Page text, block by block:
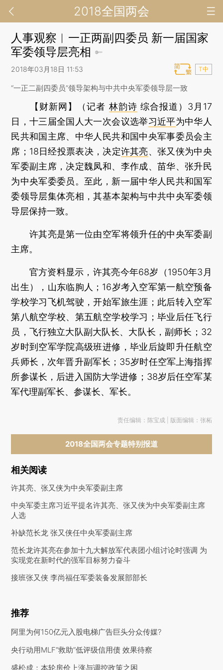
2018全国两会
人事观察︱一正两副四委员 新一届国家
军委领导层亮相
2018年03月18日 11:53 T中
“一正二副四委员”领导架构与中共中央军委领导层一致
【财新网】（记者 林韵诗 综合报道） 3月17
日，十三届全国人大一次会议选举习近平为中华人
民共和国主席、中华人民共和国中央军事委员会主
席；18日经投票表决，决定许其亮、张又侠为中央
军委副主席，决定魏凤和、李作成、苗华、张升民
为中央军委委员。至此，新一届中华人民共和国军
委领导层集体亮相，其基本架构与中共中央军委领
导层保持一致。
许其亮是第一位由空军将领升任的中央军委副
主席。
官方资料显示，许其亮今年68岁（1950年3月
出生），山东临朐人；16岁考入空军第一航空预备
学校学习飞机驾驶，开始军旅生涯；此后转入空军
第八航空学校、第五航空学校学习；毕业后任飞行
员，飞行独立大队副大队长、大队长，副师长；32
岁时到空军学院高级班进修，毕业后旋即升任航空
兵师长，次年晋升副军长；35岁时任空军上海指挥
所参谋长，后进入国防大学进修；38岁后任空军某
军代理副军长、参谋长、军长。
责任编辑：陈宝成 | 版面编辑：张柘
2018全国两会专题特别报道
相关阅读
许其亮、张又侠为中央军委副主席
中央军委主席习近平提名许其亮、张又侠为中央军委副主席
人选
补缺范长龙 张又侠任中央军委副主席
范长龙许其亮在参加十九大解放军代表团小组讨论时强调 为
实现党在新时代的强军目标努力奋斗
接班张又侠 李尚福任军委装备发展部部长
推荐
阿里为何150亿元入股电梯广告巨头分众传媒?
央行动用MLF“救助”低评级信用债 效果待察
盛松成：本轮房价上涨与调控政策之困